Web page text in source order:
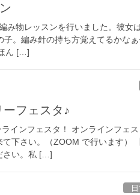
物レッスンを行いました。彼女
。編み針の持ち方覚えてるかな
ん […]
フェスタ♪
インフェスタ！ オンラインフェ
下さい。（ZOOM で行います）
さい。私 […]